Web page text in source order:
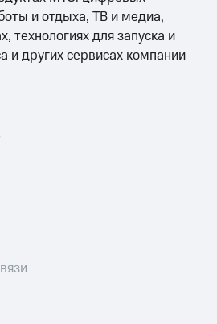
и отдыха, ТВ и медиа,
технологиях для запуска и
и других сервисах компании